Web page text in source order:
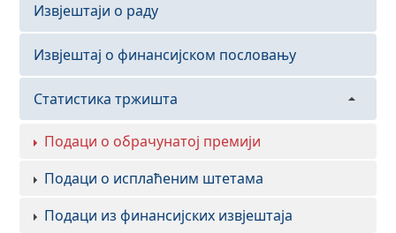
Извјештаји о раду
Извјештај о финансијском пословању
Статистика тржишта
Подаци о обрачунатој премији
Подаци о исплаћеним штетама
Подаци из финансијских извјештаја